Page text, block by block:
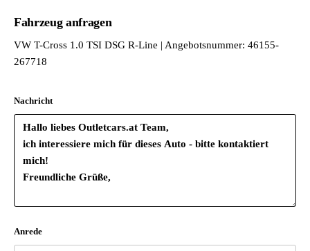
Fahrzeug anfragen
VW T-Cross 1.0 TSI DSG R-Line | Angebotsnummer: 46155-
267718
Nachricht
Anrede